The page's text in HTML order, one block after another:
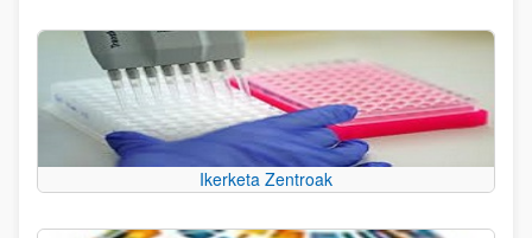
Ikerketa Zentroak